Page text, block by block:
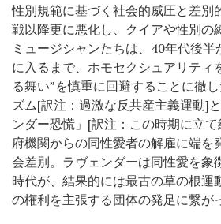
性別規範に基づく社会的威圧と差別
戦以降更に悪化し、クイアや性別の
ミュージシャンたちは、40年代後
に入るまで、ホモセクシュアリティ
る舞い”を慎重に回避することに徹
ズム[訳注：過激な反共産主義運動]
ンダー恐慌」[訳注：この時期に立
府機関からの同性愛者の解雇に端を
会差別。ラヴェンダーは同性愛を象
時代が、結果的には最古の草の根運
の権利を主張する団体の発足に繋が